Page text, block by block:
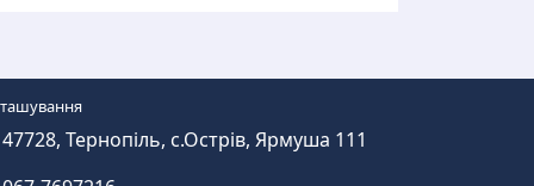
47728, Тернопіль, с.Острів, Ярмуша 111